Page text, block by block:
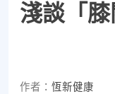
淺談「膝
作者： 恆新健康